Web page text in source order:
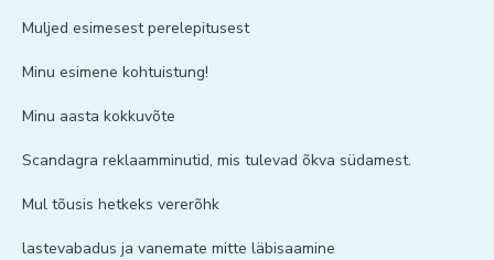
Muljed esimesest perelepitusest
Minu esimene kohtuistung!
Minu aasta kokkuvõte
Scandagra reklaamminutid, mis tulevad õkva südamest.
Mul tõusis hetkeks vererõhk
lastevabadus ja vanemate mitte läbisaamine